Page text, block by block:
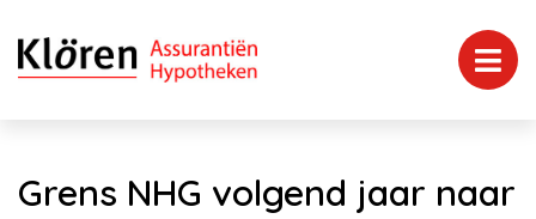
Grens NHG volgend jaar naar